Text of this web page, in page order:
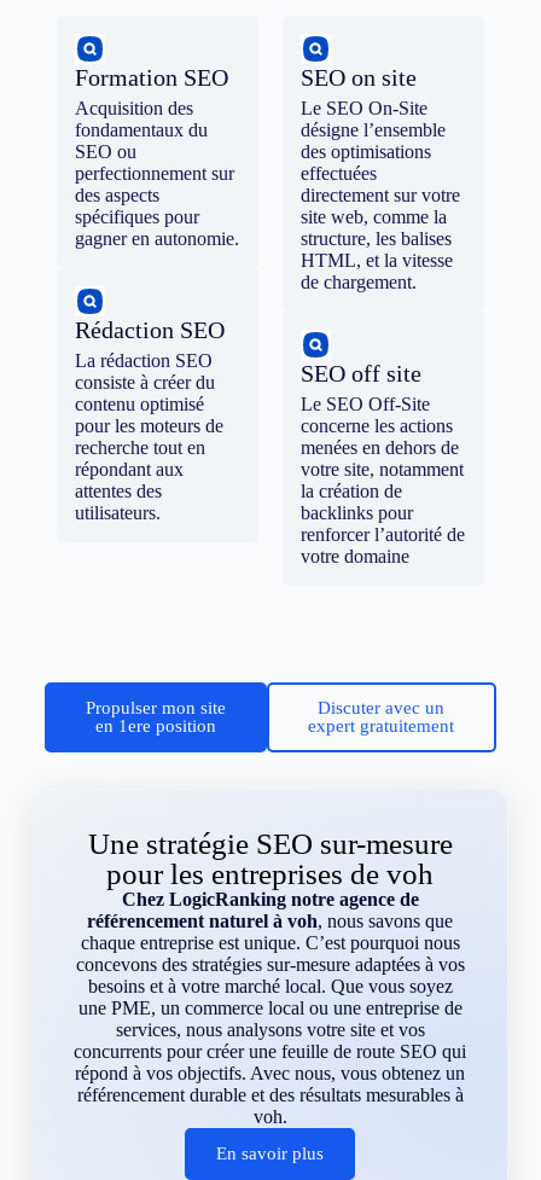
Formation SEO
Acquisition des
fondamentaux du
SEO ou
perfectionnement sur
des aspects
spécifiques pour
gagner en autonomie.
Rédaction SEO
La rédaction SEO
consiste à créer du
contenu optimisé
pour les moteurs de
recherche tout en
répondant aux
attentes des
utilisateurs.
SEO on site
Le SEO On-Site
désigne l’ensemble
des optimisations
effectuées
directement sur votre
site web, comme la
structure, les balises
HTML, et la vitesse
de chargement.
SEO off site
Le SEO Off-Site
concerne les actions
menées en dehors de
votre site, notamment
la création de
backlinks pour
renforcer l’autorité de
votre domaine
Propulser mon site
en 1ere position
Discuter avec un
expert gratuitement
Une stratégie SEO sur-mesure
pour les entreprises de voh
Chez LogicRanking notre agence de
référencement naturel à voh, nous savons que
chaque entreprise est unique. C’est pourquoi nous
concevons des stratégies sur-mesure adaptées à vos
besoins et à votre marché local. Que vous soyez
une PME, un commerce local ou une entreprise de
services, nous analysons votre site et vos
concurrents pour créer une feuille de route SEO qui
répond à vos objectifs. Avec nous, vous obtenez un
référencement durable et des résultats mesurables à
voh.
En savoir plus